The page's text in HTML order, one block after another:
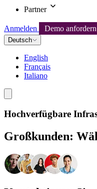
Partner
Anmelden Demo anfordern
Deutsch
English
Français
Italiano
Hochverfügbare
Großkunden: